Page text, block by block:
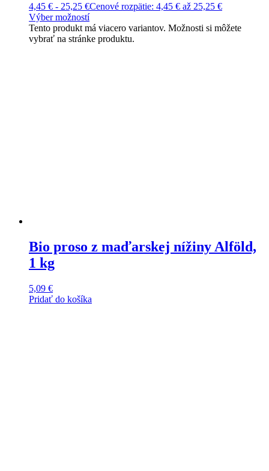
4,45 € - 25,25 €Cenové rozpätie: 4,45 € až 25,25 €
Výber možností
Tento produkt má viacero variantov. Možnosti si môžete
vybrať na stránke produktu.
Bio proso z maďarskej nížiny Alföld,
1 kg
5,09 €
Pridať do košíka